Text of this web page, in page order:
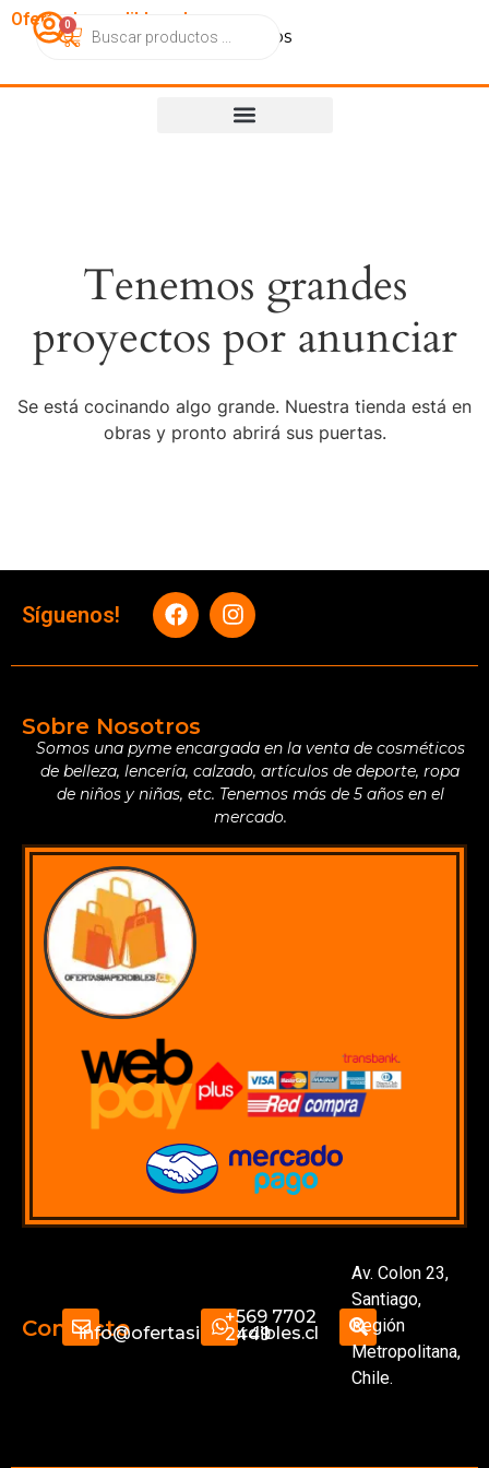
OfertasImperdibles.cl
CatálogoContactoNosotros
0
Tenemos grandes
proyectos por anunciar
Se está cocinando algo grande. Nuestra tienda está en
obras y pronto abrirá sus puertas.
Síguenos!
Sobre Nosotros
Somos una pyme encargada en la venta de cosméticos
de belleza, lencería, calzado, artículos de deporte, ropa
de niños y niñas, etc. Tenemos más de 5 años en el
mercado.
Contactoinfo@ofertasimperdibles.cl
+569 7702
2449
Av. Colon 23,
Santiago,
Región
Metropolitana,
Chile.